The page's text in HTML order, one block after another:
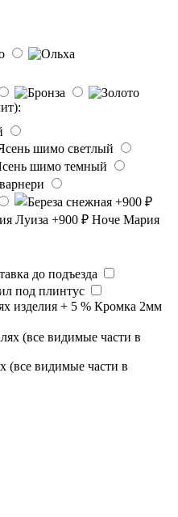
шимо светлый
шимо темный
Ноче Мария
до подъезда
под плинтус
Кромка 2мм
(все видимые части в